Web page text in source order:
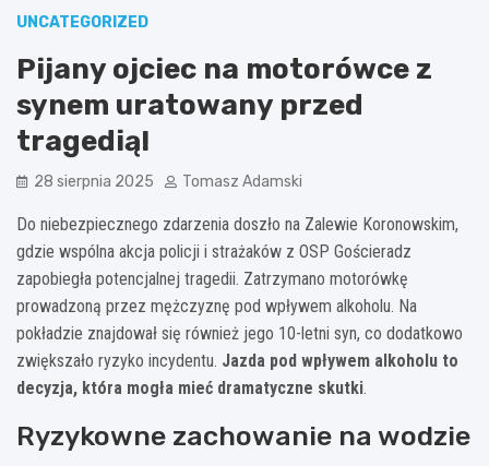
UNCATEGORIZED
Pijany ojciec na motorówce z
synem uratowany przed
tragedią!
28 sierpnia 2025 Tomasz Adamski
Do niebezpiecznego zdarzenia doszło na Zalewie Koronowskim,
gdzie wspólna akcja policji i strażaków z OSP Gościeradz
zapobiegła potencjalnej tragedii. Zatrzymano motorówkę
prowadzoną przez mężczyznę pod wpływem alkoholu. Na
pokładzie znajdował się również jego 10-letni syn, co dodatkowo
zwiększało ryzyko incydentu. Jazda pod wpływem alkoholu to
decyzja, która mogła mieć dramatyczne skutki.
Ryzykowne zachowanie na wodzie